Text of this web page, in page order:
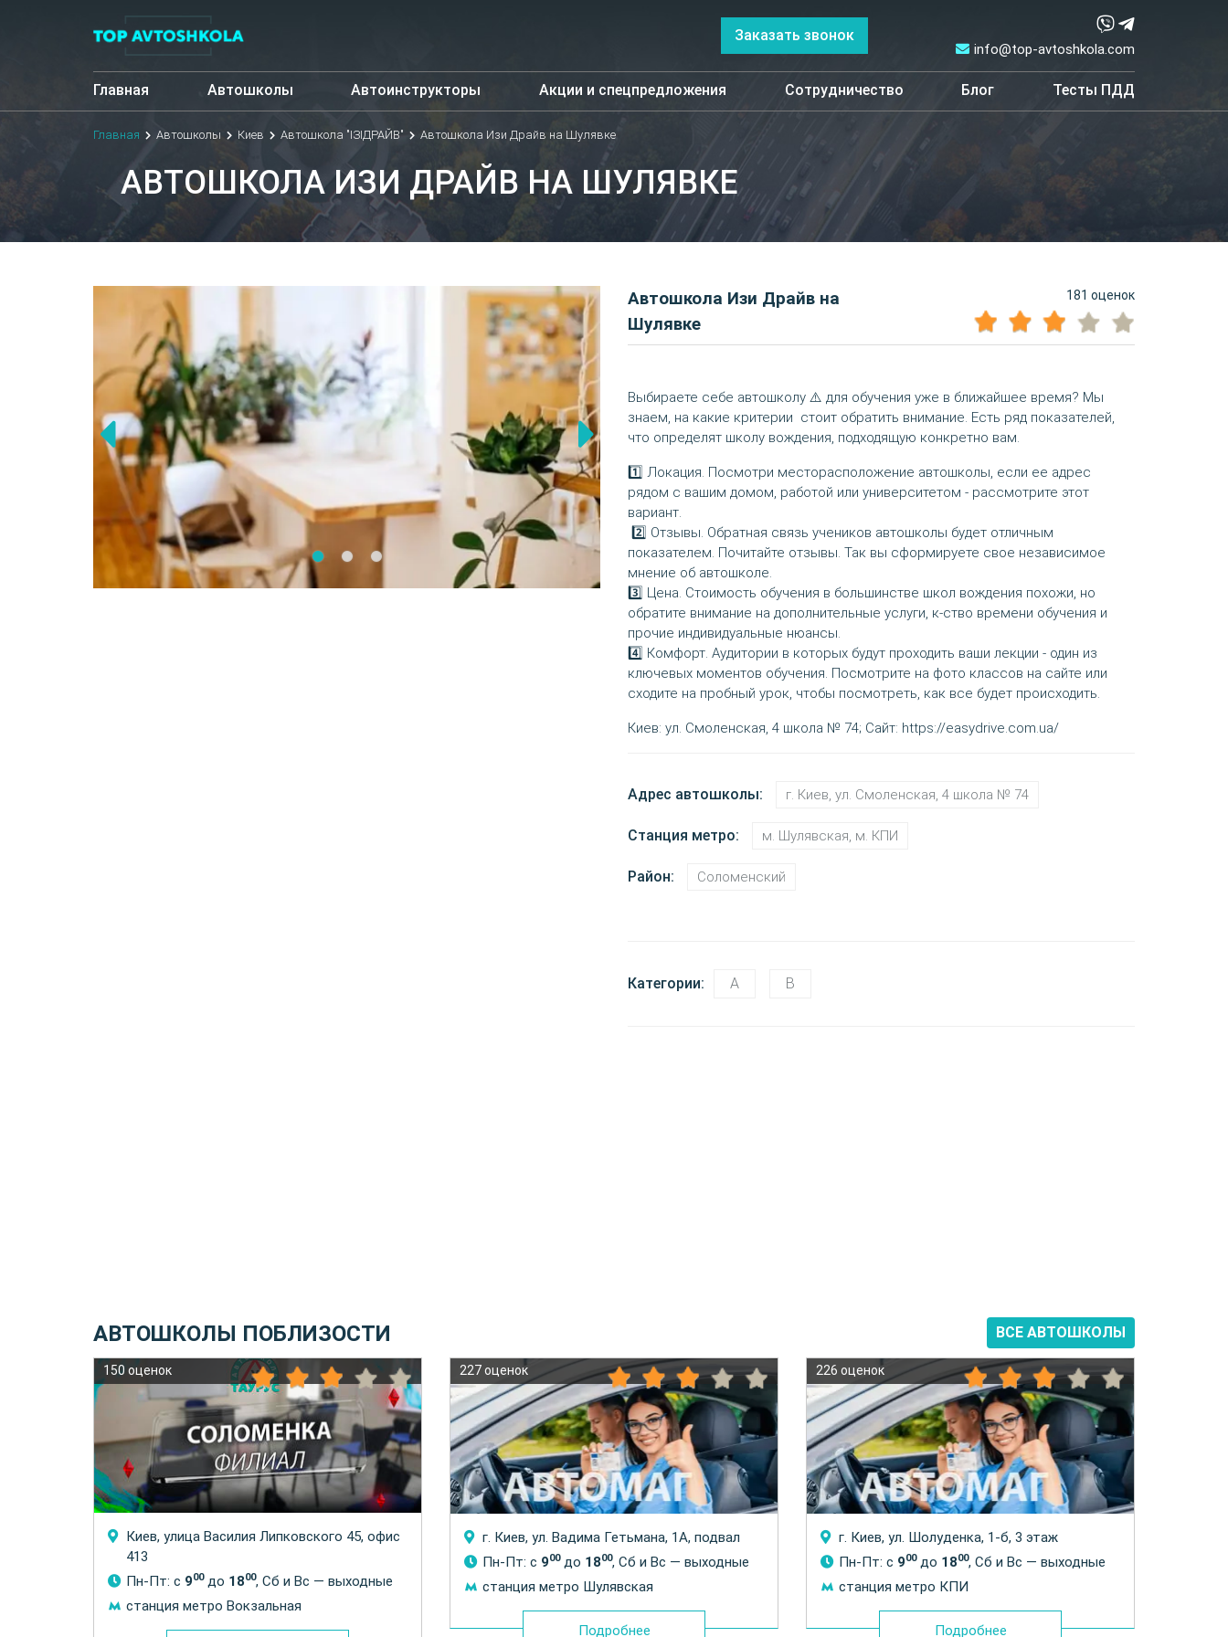
Заказать звонок
info@top-avtoshkola.com
Главная Автошколы Автоинструкторы Акции и спецпредложения Сотрудничество Блог Тесты ПДД
Главная Автошколы Киев Автошкола "ІЗІДРАЙВ" Автошкола Изи Драйв на Шулявке
АВТОШКОЛА ИЗИ ДРАЙВ НА ШУЛЯВКЕ
Автошкола Изи Драйв на
Шулявке
181 оценок
Выбираете себе автошколу ⚠️ для обучения уже в ближайшее время? Мы
знаем, на какие критерии стоит обратить внимание. Есть ряд показателей,
что определят школу вождения, подходящую конкретно вам.
1️⃣ Локация. Посмотри месторасположение автошколы, если ее адрес
рядом с вашим домом, работой или университетом - рассмотрите этот
вариант.
2️⃣ Отзывы. Обратная связь учеников автошколы будет отличным
показателем. Почитайте отзывы. Так вы сформируете свое независимое
мнение об автошколе.
3️⃣ Цена. Стоимость обучения в большинстве школ вождения похожи, но
обратите внимание на дополнительные услуги, к-ство времени обучения и
прочие индивидуальные нюансы.
4️⃣ Комфорт. Аудитории в которых будут проходить ваши лекции - один из
ключевых моментов обучения. Посмотрите на фото классов на сайте или
сходите на пробный урок, чтобы посмотреть, как все будет происходить.
Киев: ул. Смоленская, 4 школа № 74; Сайт: https://easydrive.com.ua/
Адрес автошколы: г. Киев, ул. Смоленская, 4 школа № 74
Станция метро: м. Шулявская, м. КПИ
Район: Соломенский
Категории: A B
АВТОШКОЛЫ ПОБЛИЗОСТИ ВСЕ АВТОШКОЛЫ
150 оценок
Киев, улица Василия Липковского 45, офис
413
Пн-Пт: с 900до 1800, Сб и Вс — выходные
станция метро Вокзальная
227 оценок
г. Киев, ул. Вадима Гетьмана, 1А, подвал
Пн-Пт: с 900до 1800, Сб и Вс — выходные
станция метро Шулявская
Подробнее
226 оценок
г. Киев, ул. Шолуденка, 1-б, 3 этаж
Пн-Пт: с 900до 1800, Сб и Вс — выходные
станция метро КПИ
Подробнее